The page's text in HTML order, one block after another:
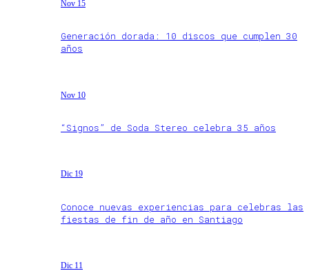
Nov 15
Generación dorada: 10 discos que cumplen 30
años
Nov 10
“Signos” de Soda Stereo celebra 35 años
Dic 19
Conoce nuevas experiencias para celebras las
fiestas de fin de año en Santiago
Dic 11